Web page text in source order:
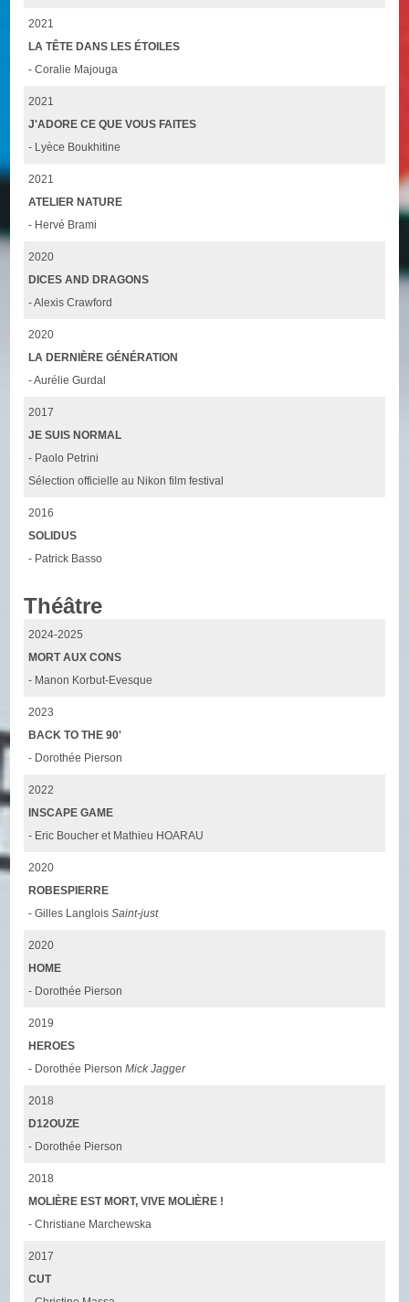
2021
LA TÊTE DANS LES ÉTOILES
- Coralie Majouga
2021
J'ADORE CE QUE VOUS FAITES
- Lyèce Boukhitine
2021
ATELIER NATURE
- Hervé Brami
2020
DICES AND DRAGONS
- Alexis Crawford
2020
LA DERNIÈRE GÉNÉRATION
- Aurélie Gurdal
2017
JE SUIS NORMAL
- Paolo Petrini
Sélection officielle au Nikon film festival
2016
SOLIDUS
- Patrick Basso
Théâtre
2024-2025
MORT AUX CONS
- Manon Korbut-Evesque
2023
BACK TO THE 90'
- Dorothée Pierson
2022
INSCAPE GAME
- Eric Boucher et Mathieu HOARAU
2020
ROBESPIERRE
- Gilles LangloisSaint-just
2020
HOME
- Dorothée Pierson
2019
HEROES
- Dorothée PiersonMick Jagger
2018
D12OUZE
- Dorothée Pierson
2018
MOLIÈRE EST MORT, VIVE MOLIÈRE !
- Christiane Marchewska
2017
CUT